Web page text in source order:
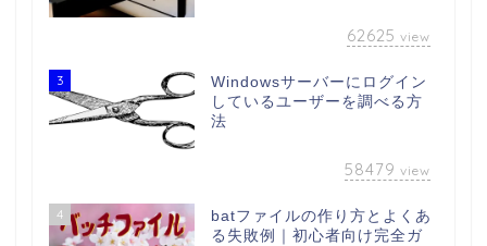
62625 view
3
Windowsサーバーにログイン
しているユーザーを調べる方
法
58479 view
4
batファイルの作り方とよくあ
る失敗例｜初心者向け完全ガ